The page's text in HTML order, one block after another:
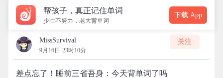
帮孩子，真正记住单词
少壮不努力，老大背单词
下载 App
MissSurvival
9月16日 23时10分
关注
差点忘了！睡前三省吾身：今天背单词了吗